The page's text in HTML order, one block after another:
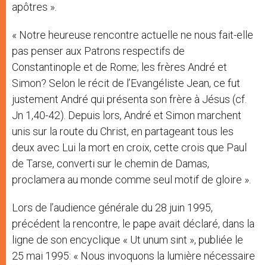
apôtres ».
« Notre heureuse rencontre actuelle ne nous fait-elle
pas penser aux Patrons respectifs de
Constantinople et de Rome; les frères André et
Simon? Selon le récit de l’Evangéliste Jean, ce fut
justement André qui présenta son frère à Jésus (cf.
Jn 1,40-42). Depuis lors, André et Simon marchent
unis sur la route du Christ, en partageant tous les
deux avec Lui la mort en croix, cette crois que Paul
de Tarse, converti sur le chemin de Damas,
proclamera au monde comme seul motif de gloire ».
Lors de l’audience générale du 28 juin 1995,
précédent la rencontre, le pape avait déclaré, dans la
ligne de son encyclique « Ut unum sint », publiée le
25 mai 1995: « Nous invoquons la lumière nécessaire